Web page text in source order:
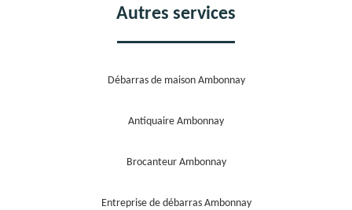
Autres services
Débarras de maison Ambonnay
Antiquaire Ambonnay
Brocanteur Ambonnay
Entreprise de débarras Ambonnay